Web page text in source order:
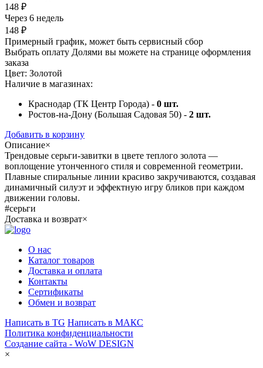
148 ₽
Через 6 недель
148 ₽
Примерный график, может быть сервисный сбор
Выбрать оплату Долями вы можете на странице оформления
заказа
Цвет: Золотой
Наличие в магазинах:
Краснодар (ТК Центр Города) - 0 шт.
Ростов-на-Дону (Большая Садовая 50) - 2 шт.
Добавить в корзину
Описание×
Трендовые серьги-завитки в цвете теплого золота —
воплощение утонченного стиля и современной геометрии.
Плавные спиральные линии красиво закручиваются, создавая
динамичный силуэт и эффектную игру бликов при каждом
движении головы.
#серьги
Доставка и возврат×
Доставка:
Мы осуществляем доставку по России, обеспечивая удобные и
быстрые способы получения ваших заказов. Ознакомьтесь с
условиями доставки, чтобы узнать о возможностях, сроках и
стоимости для вашей локации.
Условия доставки
Для того чтобы оформить возврат, необходимо направить
запрос на нашу почтуheygirl_krd@mail.ru
любой удобный для вас мессенджер по номеру
О нас
Каталог товаров
Доставка и оплата
Контакты
Сертификаты
Обмен и возврат
Написать в TG Написать в МАКС
Политика конфиденциальности
Создание сайта - WoW DESIGN
×